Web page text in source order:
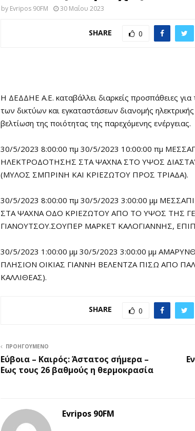
by Evripos 90FM 30 Μαΐου 2023
SHARE 0
H ΔΕΔΔΗΕ Α.Ε. καταβάλλει διαρκείς προσπάθειες για
των δικτύων και εγκαταστάσεων διανομής
βελτίωση της ποιότητας της παρεχόμενης ενέργειας.
30/5/2023 8:00:00 πμ 30/5/2023 10:00:00 πμ
ΗΛΕΚΤΡΟΔΟΤΗΣΗΣ ΣΤΑ ΨΑΧΝΑ ΣΤΟ ΥΨΟΣ
(ΜΥΛΟΣ ΣΜΠΡΙΝΗ ΚΑΙ ΚΡΙΕΖΩΤΟΥ ΠΡΟΣ ΤΡΙΑΔΑ).
30/5/2023 8:00:00 πμ 30/5/2023 3:00:00 μμ
ΣΤΑ ΨΑΧΝΑ ΟΔΟ ΚΡΙΕΖΩΤΟΥ ΑΠΟ ΤΟ ΥΨΟΣ ΤΗΣ
ΓΙΑΝΟΥΤΣΟΥ.ΣΟΥΠΕΡ ΜΑΡΚΕΤ ΚΑΛΟΓΙΑΝΝΗΣ,
30/5/2023 1:00:00 μμ 30/5/2023 3:00:00 μμ
ΠΛΗΣΙΟΝ ΟΙΚΙΑΣ ΓΙΑΝΝΗ ΒΕΛΕΝΤΖΑ ΠΙΣΩ ΑΠΟ
ΚΑΛΛΙΘΕΑΣ).
SHARE 0
ΠΡΟΗΓΟΎΜΕΝΟ
Εύβοια – Καιρός: Άστατος σήμερα –
Εως τους 26 βαθμούς η θερμοκρασία
Evripos 90FM